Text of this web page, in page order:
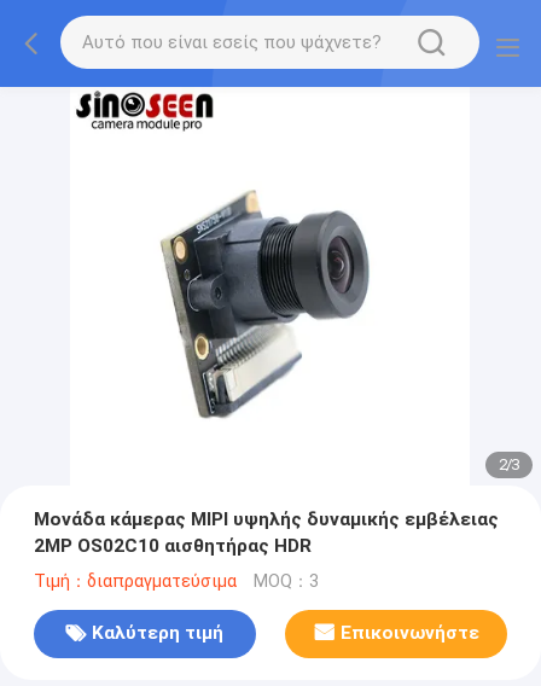
2/3
Μονάδα κάμερας MIPI υψηλής δυναμικής εμβέλειας
2MP OS02C10 αισθητήρας HDR
Τιμή：διαπραγματεύσιμα MOQ：3
Καλύτερη τιμή Επικοινωνήστε